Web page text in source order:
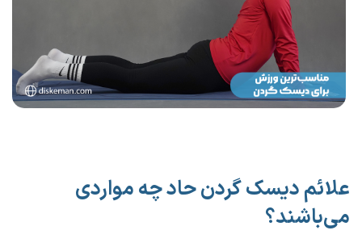
علائم دیسک گردن حاد چه مواردی
می‌باشند؟